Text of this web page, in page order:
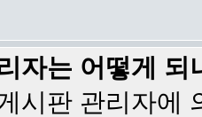
자는 어떻게 되
시판 관리자에